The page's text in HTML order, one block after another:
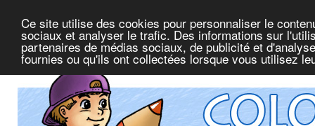
Ce site utilise des cookies pour personnaliser le
sociaux et analyser le trafic. Des informations sur
partenaires de médias sociaux, de publicité et
fournies ou qu'ils ont collectées lorsque vous utilisez